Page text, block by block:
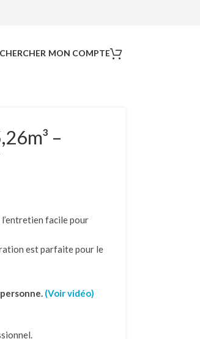
MON COMPTE
–
facile pour
est parfaite pour le
(Voir vidéo)